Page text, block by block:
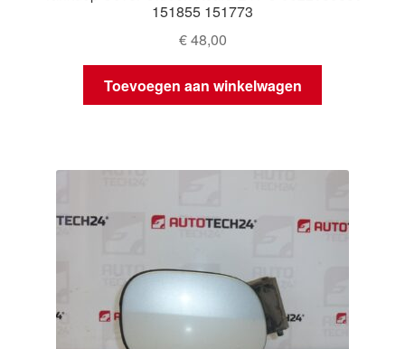
151855 151773
€48,00
Toevoegen aan winkelwagen